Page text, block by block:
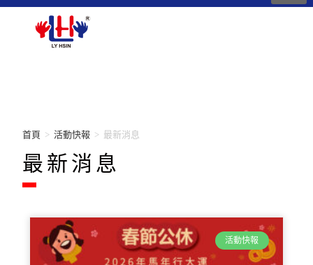
首頁 > 活動快報 > 最新消息
最新消息
活動快報